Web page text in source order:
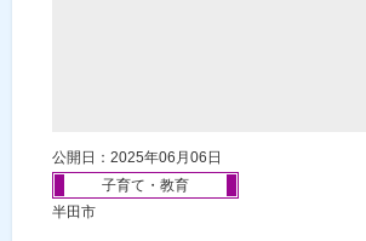
公開日：2025年06月06日
子育て・教育
半田市